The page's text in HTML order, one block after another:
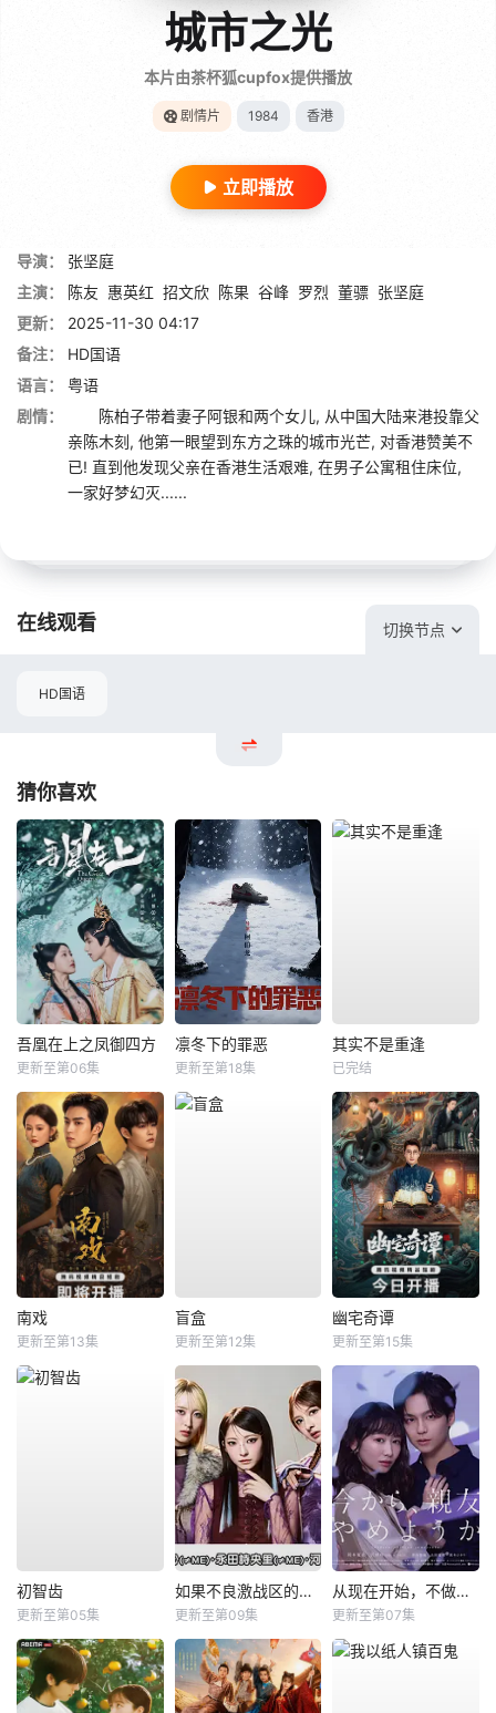
城市之光
本片由茶杯狐cupfox提供播放
剧情片 1984 香港
立即播放
导演：
张坚庭
主演：
陈友 惠英红 招文欣 陈果 谷峰 罗烈 董骠 张坚庭
更新：
2025-11-30 04:17
备注：
HD国语
语言：
粤语
剧情：
陈柏子带着妻子阿银和两个女儿, 从中国大陆来港投靠父
亲陈木刻, 他第一眼望到东方之珠的城市光芒, 对香港赞美不
已! 直到他发现父亲在香港生活艰难, 在男子公寓租住床位,
一家好梦幻灭......
在线观看 切换节点
HD国语
猜你喜欢
吾凰在上之凤御四方
更新至第06集
凛冬下的罪恶
更新至第18集
其实不是重逢
已完结
南戏
更新至第13集
盲盒
更新至第12集
幽宅奇谭
更新至第15集
初智齿
更新至第05集
如果不良激战区的四天王转生成了偶像团体？
更新至第09集
从现在开始，不做朋友了吧。
更新至第07集